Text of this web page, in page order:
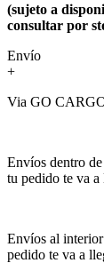
(sujeto a
consultar por
Envío
+
Via GO
Envíos dentro
tu pedido te va a
Envíos al
pedido te va a